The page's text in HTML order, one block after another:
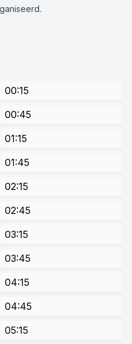
00:15
00:45
01:15
01:45
02:15
02:45
03:15
03:45
04:15
04:45
05:15